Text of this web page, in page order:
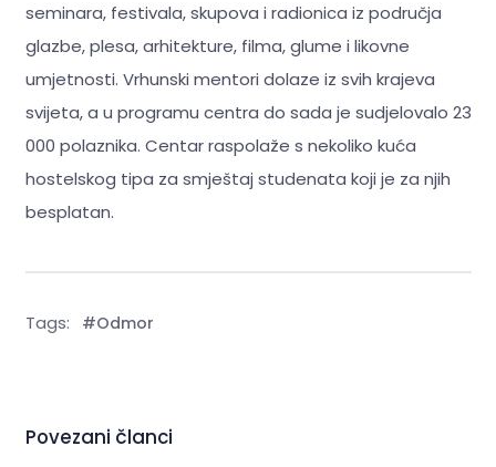
seminara, festivala, skupova i radionica iz područja
glazbe, plesa, arhitekture, filma, glume i likovne
umjetnosti. Vrhunski mentori dolaze iz svih krajeva
svijeta, a u programu centra do sada je sudjelovalo 23
000 polaznika. Centar raspolaže s nekoliko kuća
hostelskog tipa za smještaj studenata koji je za njih
besplatan.
Tags: #Odmor
Povezani članci